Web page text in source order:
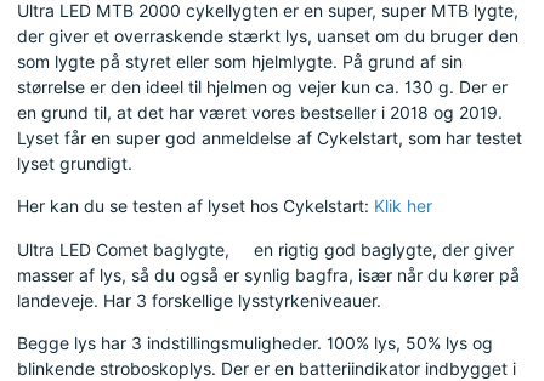
Ultra LED MTB 2000 cykellygten er en super, super MTB lygte,
der giver et overraskende stærkt lys, uanset om du bruger den
som lygte på styret eller som hjelmlygte. På grund af sin
størrelse er den ideel til hjelmen og vejer kun ca. 130 g. Der er
en grund til, at det har været vores bestseller i 2018 og 2019.
Lyset får en super god anmeldelse af Cykelstart, som har testet
lyset grundigt.
Her kan du se testen af lyset hos Cykelstart: Klik her
Ultra LED Comet baglygte, en rigtig god baglygte, der giver
masser af lys, så du også er synlig bagfra, især når du kører på
landeveje. Har 3 forskellige lysstyrkeniveauer.
Begge lys har 3 indstillingsmuligheder. 100% lys, 50% lys og
blinkende stroboskoplys. Der er en batteriindikator indbygget i